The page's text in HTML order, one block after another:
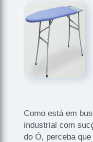
Como está em
industrial com
do Ó, perceba